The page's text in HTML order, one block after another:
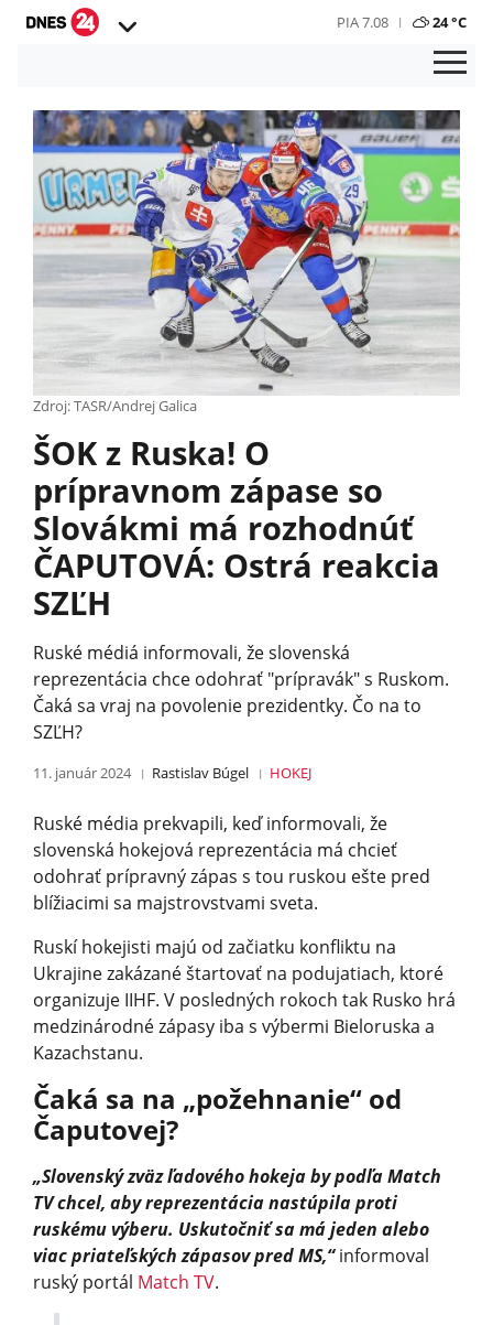
PIA 7.08 24 °C
Zdroj: TASR/Andrej Galica
ŠOK z Ruska! O
prípravnom zápase so
Slovákmi má rozhodnúť
ČAPUTOVÁ: Ostrá reakcia
SZĽH
Ruské médiá informovali, že slovenská
reprezentácia chce odohrať "prípravák" s Ruskom.
Čaká sa vraj na povolenie prezidentky. Čo na to
SZĽH?
11. január 2024 Rastislav Búgel HOKEJ
Ruské média prekvapili, keď informovali, že
slovenská hokejová reprezentácia má chcieť
odohrať prípravný zápas s tou ruskou ešte pred
blížiacimi sa majstrovstvami sve­ta.
Ruskí hokejisti majú od začiatku konfliktu na
Ukrajine zakázané štartovať na podujatiach, ktoré
organizuje IIHF. V posledných rokoch tak Rusko hrá
medzinárodné zápasy iba s výbermi Bieloruska a
Kazachstanu.
Čaká sa na „požehnanie“ od
Čaputovej?
„Slovenský zväz ľadového hokeja by podľa Match
TV chcel, aby reprezentácia nastúpila proti
ruskému výberu. Uskutočniť sa má jeden alebo
viac priateľských zápasov pred MS,“informoval
ruský portál Match TV.